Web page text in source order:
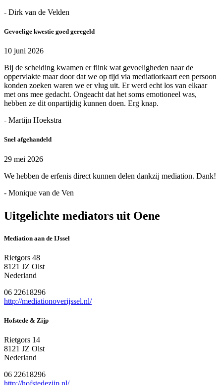
- Dirk van de Velden
Gevoelige kwestie goed geregeld
10 juni 2026
Bij de scheiding kwamen er flink wat gevoeligheden naar de
oppervlakte maar door dat we op tijd via mediatiorkaart een persoon
konden zoeken waren we er vlug uit. Er werd echt los van elkaar
met ons mee gedacht. Ongeacht dat het soms emotioneel was,
hebben ze dit onpartijdig kunnen doen. Erg knap.
- Martijn Hoekstra
Snel afgehandeld
29 mei 2026
We hebben de erfenis direct kunnen delen dankzij mediation. Dank!
- Monique van de Ven
Uitgelichte mediators uit Oene
Mediation aan de IJssel
Rietgors 48
8121 JZ Olst
Nederland
06 22618296
http://mediationoverijssel.nl/
Hofstede & Zijp
Rietgors 14
8121 JZ Olst
Nederland
06 22618296